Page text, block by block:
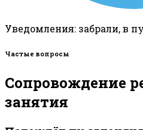
Уведомления: забрали, в
Частые вопросы
Сопровождение
занятия